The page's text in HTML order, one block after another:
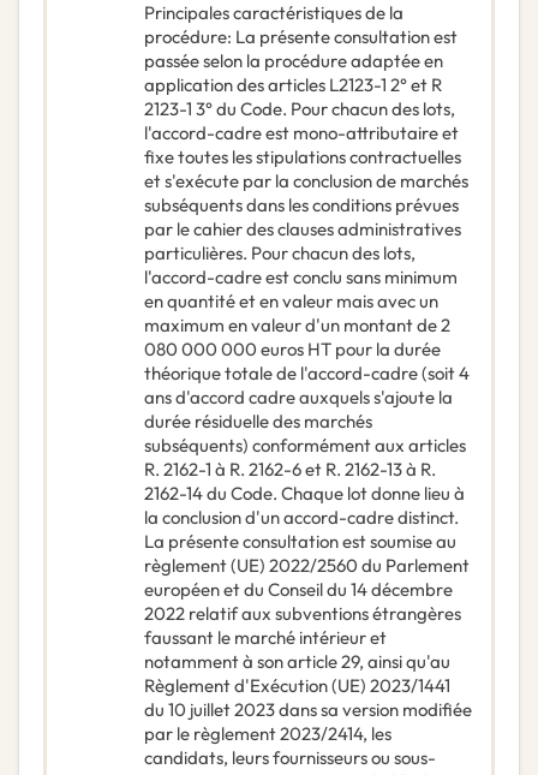
Principales caractéristiques de la
procédure: La présente consultation est
passée selon la procédure adaptée en
application des articles L2123-1 2° et R
2123-1 3° du Code. Pour chacun des lots,
l'accord-cadre est mono-attributaire et
fixe toutes les stipulations contractuelles
et s'exécute par la conclusion de marchés
subséquents dans les conditions prévues
par le cahier des clauses administratives
particulières. Pour chacun des lots,
l'accord-cadre est conclu sans minimum
en quantité et en valeur mais avec un
maximum en valeur d'un montant de 2
080 000 000 euros HT pour la durée
théorique totale de l'accord-cadre (soit 4
ans d'accord cadre auxquels s'ajoute la
durée résiduelle des marchés
subséquents) conformément aux articles
R. 2162-1 à R. 2162-6 et R. 2162-13 à R.
2162-14 du Code. Chaque lot donne lieu à
la conclusion d'un accord-cadre distinct.
La présente consultation est soumise au
règlement (UE) 2022/2560 du Parlement
européen et du Conseil du 14 décembre
2022 relatif aux subventions étrangères
faussant le marché intérieur et
notamment à son article 29, ainsi qu'au
Règlement d'Exécution (UE) 2023/1441
du 10 juillet 2023 dans sa version modifiée
par le règlement 2023/2414, les
candidats, leurs fournisseurs ou sous-